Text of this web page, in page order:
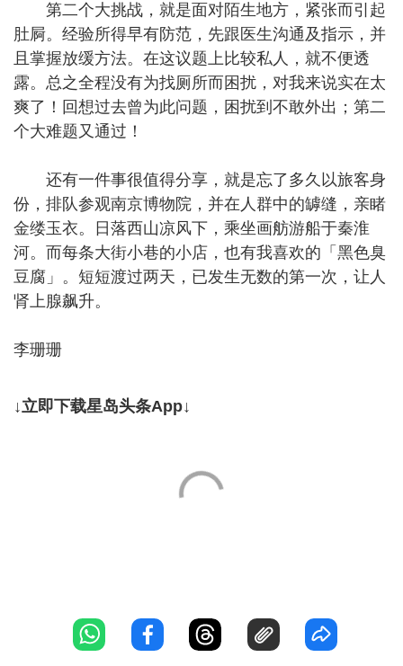
第二个大挑战，就是面对陌生地方，紧张而引起
肚屙。经验所得早有防范，先跟医生沟通及指示，并
且掌握放缓方法。在这议题上比较私人，就不便透
露。总之全程没有为找厕所而困扰，对我来说实在太
爽了！回想过去曾为此问题，困扰到不敢外出；第二
个大难题又通过！
还有一件事很值得分享，就是忘了多久以旅客身
份，排队参观南京博物院，并在人群中的罅缝，亲睹
金缕玉衣。日落西山凉风下，乘坐画舫游船于秦淮
河。而每条大街小巷的小店，也有我喜欢的「黑色臭
豆腐」。短短渡过两天，已发生无数的第一次，让人
肾上腺飙升。
李珊珊
↓立即下载星岛头条App↓